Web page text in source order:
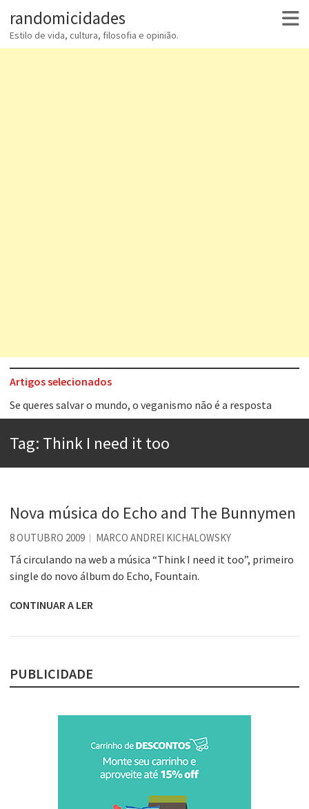
randomicidades
Estilo de vida, cultura, filosofia e opinião.
Artigos selecionados
Tem que filmar isso daí
Aprender a fracassar é o segredo do sucesso
Esse tal de Rock Gaúcho
Os causos de Jorge Luis Borges
Voto obrigatório é correto?
Se queres salvar o mundo, o veganismo não é a resposta
Tag: Think I need it too
Nova música do Echo and The Bunnymen
8 OUTUBRO 2009 MARCO ANDREI KICHALOWSKY
Tá circulando na web a música “Think I need it too”, primeiro
single do novo álbum do Echo, Fountain.
CONTINUAR A LER
PUBLICIDADE